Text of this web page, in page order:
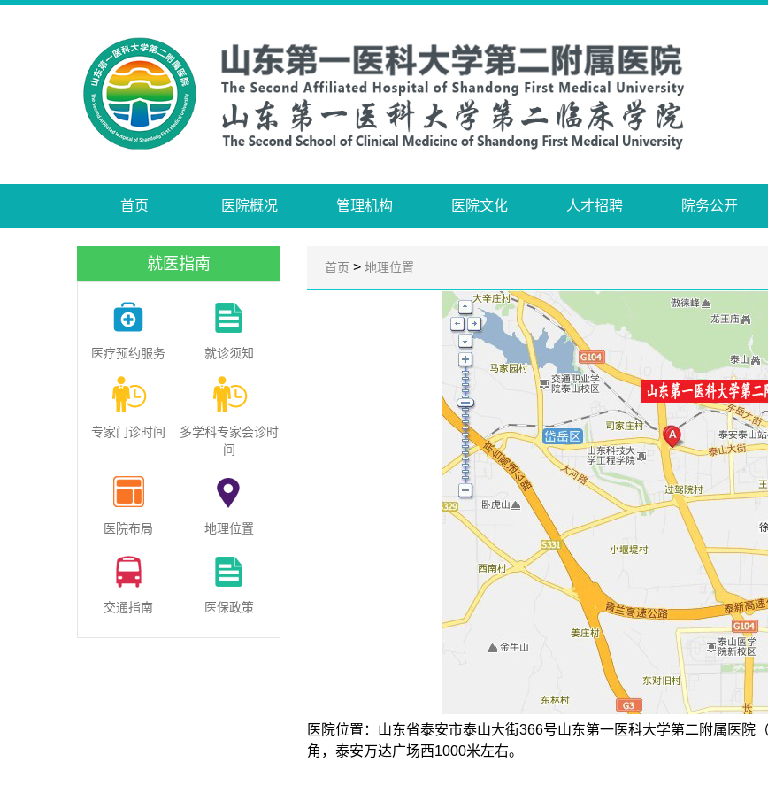
首页 医院概况 管理机构 医院文化 人才招聘 院务公开
就医指南
医疗预约服务 就诊须知
专家门诊时间
多学科专家会诊时
间
医院布局 地理位置
交通指南 医保政策
首页 > 地理位置
医院位置：山东省泰安市泰山大街366号山东第一医科大学第二附属医院
角，泰安万达广场西1000米左右。